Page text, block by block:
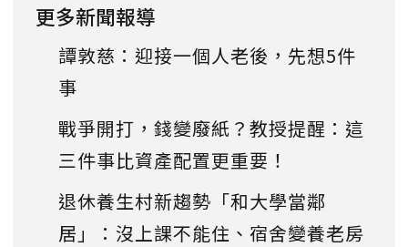
更多新聞報導
譚敦慈：迎接一個人老後，先想5件
事
戰爭開打，錢變廢紙？教授提醒：這
三件事比資產配置更重要！
退休養生村新趨勢「和大學當鄰
居」：沒上課不能住、宿舍變養老房